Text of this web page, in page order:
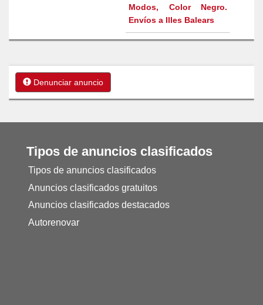
Modos, Color Negro.
Envíos a Illes Balears
Denunciar anuncio
Tipos de anuncios clasificados
Tipos de anuncios clasificados
Anuncios clasificados gratuitos
Anuncios clasificados destacados
Autorenovar